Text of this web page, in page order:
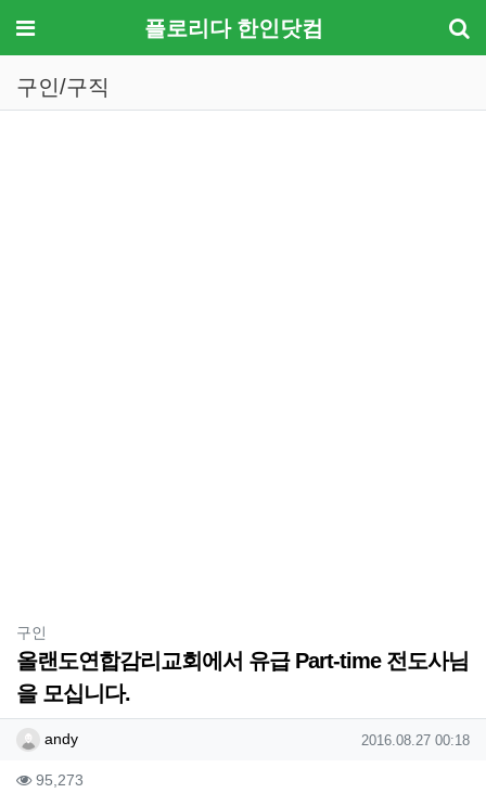
메뉴 플로리다 한인닷컴
구인/구직
구인
올랜도연합감리교회에서 유급 Part-time 전도사님
을 모십니다.
작성자 정보
andy작성 작성일
2016.08.27 00:18
컨텐츠 정보
95,273